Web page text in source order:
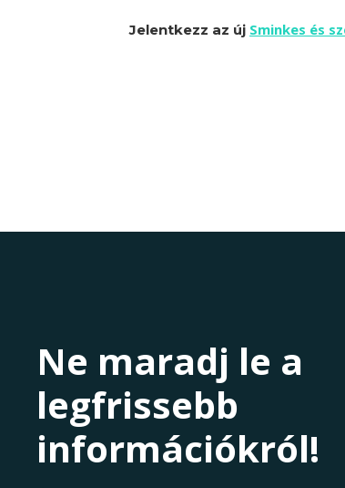
Jelentkezz az új Sminkes és
Ne maradj le a
legfrissebb
információkról!